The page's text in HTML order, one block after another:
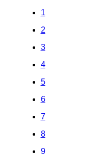
1
2
3
4
5
6
7
8
9